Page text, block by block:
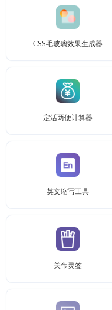
CSS毛玻璃效果生成器
定活两便计算器
英文缩写工具
关帝灵签